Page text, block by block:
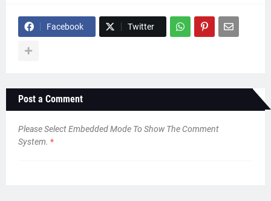
Facebook Twitter
Post a Comment
Please Select Embedded Mode To Show The Comment
System. *